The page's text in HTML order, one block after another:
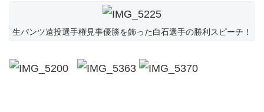
生パンツ遠投選手権見事優勝を飾った白石選手の勝利スピーチ！